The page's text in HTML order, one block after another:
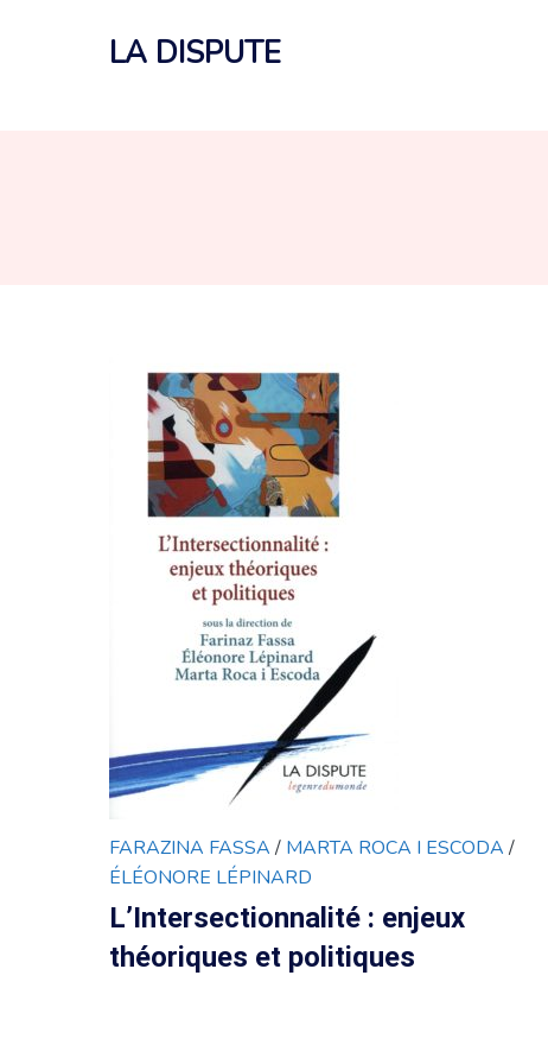
LA DISPUTE
FARAZINA FASSA / MARTA ROCA I ESCODA /
ÉLÉONORE LÉPINARD
L’Intersectionnalité : enjeux
théoriques et politiques